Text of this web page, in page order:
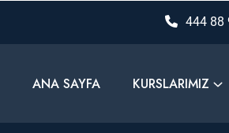
444 88
ANA SAYFA KURSLARIMIZ